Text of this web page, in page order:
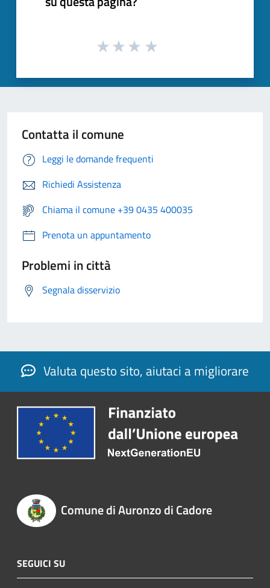
Contatta il comune
Leggi le domande frequenti
Richiedi Assistenza
Chiama il comune +39 0435 400035
Prenota un appuntamento
Problemi in città
Segnala disservizio
Valuta questo sito, aiutaci a migliorare
Comune di Auronzo di Cadore
SEGUICI SU